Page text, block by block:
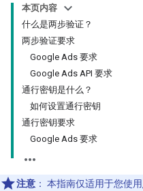
本页内容
什么是两步验证？
两步验证要求
Google Ads 要求
Google Ads API 要求
通行密钥是什么？
如何设置通行密钥
通行密钥要求
Google Ads 要求
注意 ： 本指南仅适用于您使用